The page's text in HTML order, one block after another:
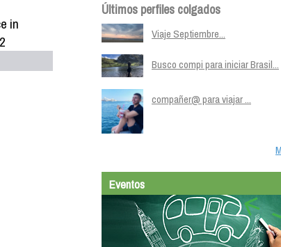
in
Últimos perfiles colgados
Viaje Septiembre...
Busco compi para iniciar Brasil...
compañer@ para viajar ...
Eventos